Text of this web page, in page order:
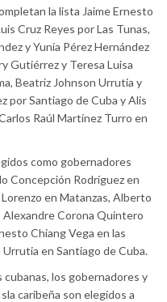
la lista Jaime Ernesto
Cruz Reyes por Las Tunas,
y Yunia Pérez Hernández
Gutiérrez y Teresa Luisa
Beatriz Johnson Urrutia y
por Santiago de Cuba y Alis
Raúl Martínez Turro en
como gobernadores
Concepción Rodríguez en
en Matanzas, Alberto
Alexandre Corona Quintero
Chiang Vega en las
en Santiago de Cuba.
cubanas, los gobernadores y
caribeña son elegidos a